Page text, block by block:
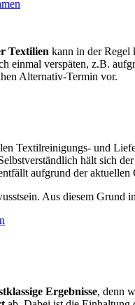
Textilien kann in der Regel
einmal verspäten, z.B.
Alternativ-Termin vor.
Textilreinigungs- und
hält sich
aufgrund der
Aus diesem Grund
Ergebnisse, denn